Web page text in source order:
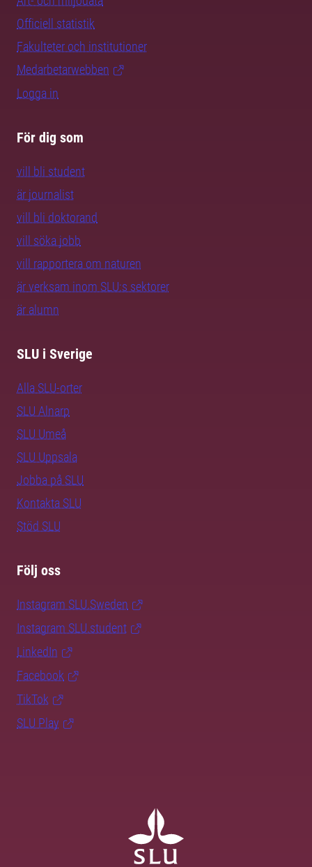
Officiell statistik
Fakulteter och institutioner
Medarbetarwebben
Logga in
För dig som
vill bli student
är journalist
vill bli doktorand
vill söka jobb
vill rapportera om naturen
är verksam inom SLU:s sektorer
är alumn
SLU i Sverige
Alla SLU-orter
SLU Alnarp
SLU Umeå
SLU Uppsala
Jobba på SLU
Kontakta SLU
Stöd SLU
Följ oss
Instagram SLU.Sweden
Instagram SLU.student
LinkedIn
Facebook
TikTok
SLU Play